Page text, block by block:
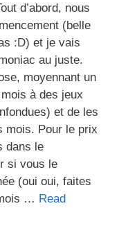
d’abord, nous
(belle
:D) et je vais
au juste.
moyennant un
à des jeux
et de les
mois. Pour le prix
dans le
si vous le
(oui oui, faites
… Read